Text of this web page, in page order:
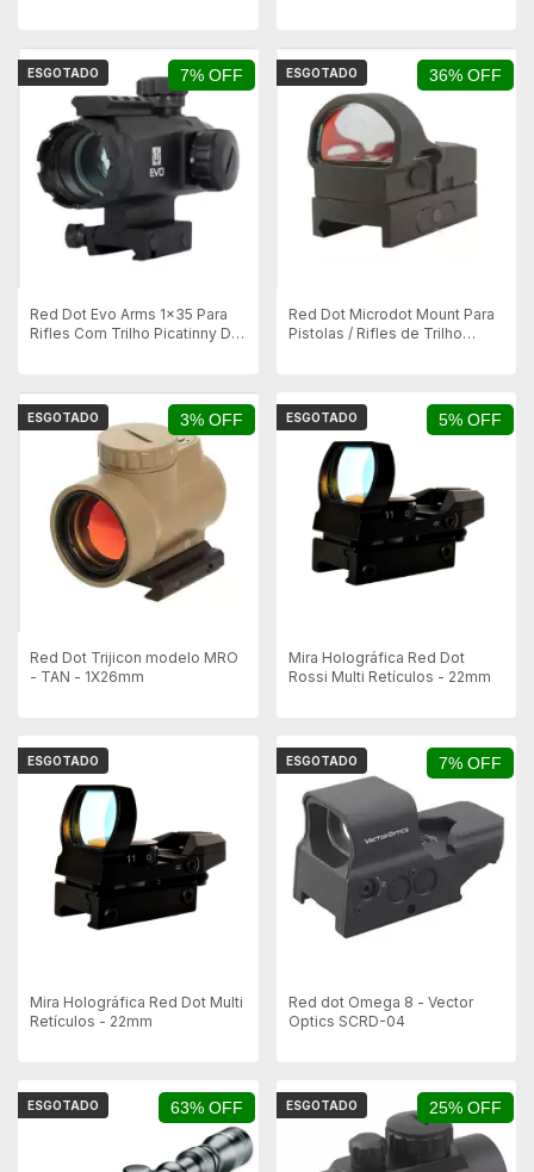
7% OFF
ESGOTADO
Red Dot Evo Arms 1x35 Para
Rifles Com Trilho Picatinny De
36% OFF
ESGOTADO
Red Dot Microdot Mount Para
Pistolas / Rifles de Trilho
3% OFF
ESGOTADO
Red Dot Trijicon modelo MRO
- TAN - 1X26mm
5% OFF
ESGOTADO
Mira Holográfica Red Dot
Rossi Multi Retículos - 22mm
ESGOTADO
Mira Holográfica Red Dot Multi
Retículos - 22mm
7% OFF
ESGOTADO
Red dot Omega 8 - Vector
Optics SCRD-04
63% OFF
ESGOTADO 25% OFF
ESGOTADO